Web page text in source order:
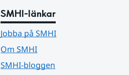
SMHI-länkar
Jobba på SMHI
Om SMHI
SMHI-bloggen